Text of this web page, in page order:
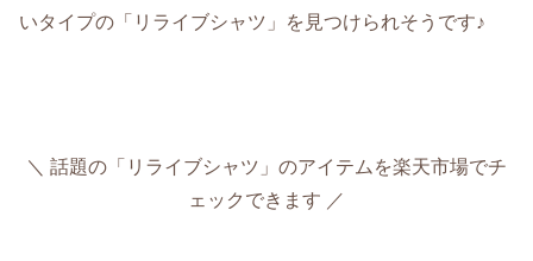
いタイプの「リライブシャツ」を見つけられそうです♪
＼ 話題の「リライブシャツ」のアイテムを楽天市場でチ
ェックできます ／